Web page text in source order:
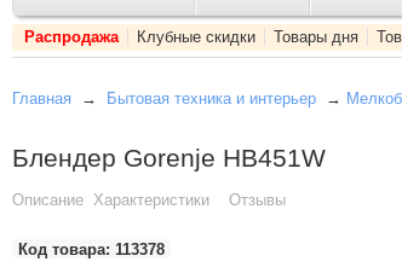
Распродажа Клубные скидки Товары дня
Главная → Бытовая техника и интерьер →
Блендер Gorenje HB451W
Описание Характеристики Отзывы
Код товара: 113378